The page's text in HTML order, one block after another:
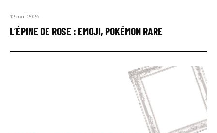
12 mai 2026
L’ÉPINE DE ROSE : EMOJI, POKÉMON RARE